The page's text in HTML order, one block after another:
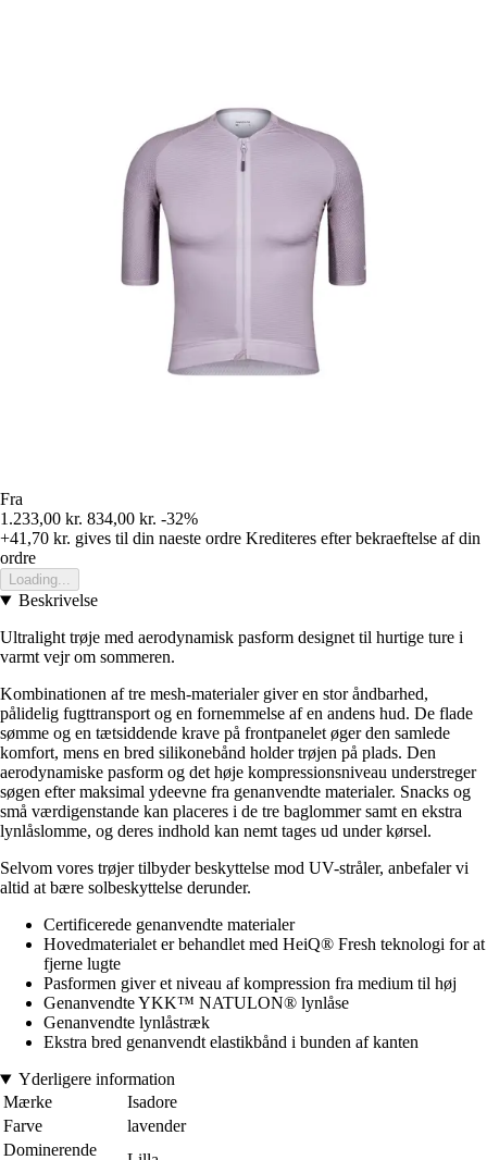
Fra
1.233,00 kr. 834,00 kr. -32%
+41,70 kr. gives til din naeste ordre Krediteres efter bekraeftelse af din
ordre
Loading...
Beskrivelse
Ultralight trøje med aerodynamisk pasform designet til hurtige ture i
varmt vejr om sommeren.
Kombinationen af tre mesh-materialer giver en stor åndbarhed,
pålidelig fugttransport og en fornemmelse af en andens hud. De flade
sømme og en tætsiddende krave på frontpanelet øger den samlede
komfort, mens en bred silikonebånd holder trøjen på plads. Den
aerodynamiske pasform og det høje kompressionsniveau understreger
søgen efter maksimal ydeevne fra genanvendte materialer. Snacks og
små værdigenstande kan placeres i de tre baglommer samt en ekstra
lynlåslomme, og deres indhold kan nemt tages ud under kørsel.
Selvom vores trøjer tilbyder beskyttelse mod UV-stråler, anbefaler vi
altid at bære solbeskyttelse derunder.
Certificerede genanvendte materialer
Hovedmaterialet er behandlet med HeiQ® Fresh teknologi for at
fjerne lugte
Pasformen giver et niveau af kompression fra medium til høj
Genanvendte YKK™ NATULON® lynlåse
Genanvendte lynlåstræk
Ekstra bred genanvendt elastikbånd i bunden af kanten
Yderligere information
Mærke
Isadore
Farve
lavender
Dominerende